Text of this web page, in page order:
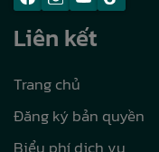
Liên kết
Trang chủ
Đăng ký bản quyền